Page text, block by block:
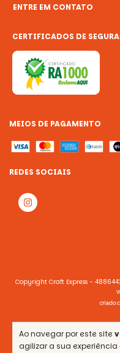
Ao navegar por este site
agilizar a sua
ENTRE EM CONTATO
CERTIFICADOS DE
MEIOS DE PAGAMENTO
REDES SOCIAIS
Copyright Craft Express -